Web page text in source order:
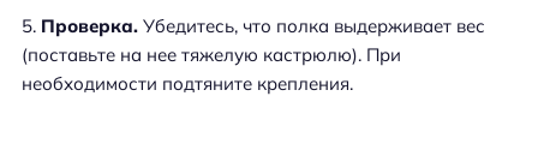
Проверка. Убедитесь, что полка выдерживает вес
(поставьте на нее тяжелую кастрюлю). При
необходимости подтяните крепления.